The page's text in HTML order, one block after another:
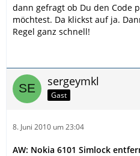
dann gefragt ob Du den Code
möchtest. Da klickst auf ja.
Regel ganz schnell!
sergeymkl
Gast
8. Juni 2010 um 23:04
AW: Nokia 6101 Simlock